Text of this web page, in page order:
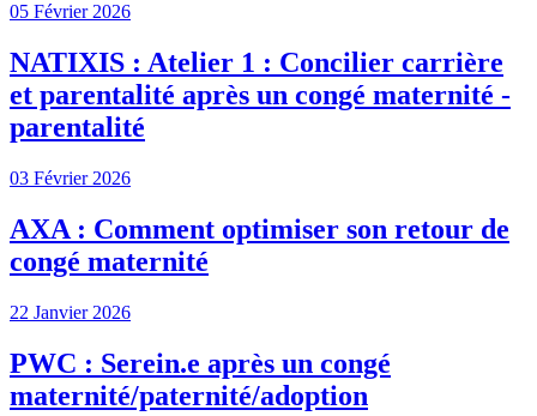
05 Février 2026
NATIXIS : Atelier 1 : Concilier carrière
et parentalité après un congé maternité -
parentalité
03 Février 2026
AXA : Comment optimiser son retour de
congé maternité
22 Janvier 2026
PWC : Serein.e après un congé
maternité/paternité/adoption